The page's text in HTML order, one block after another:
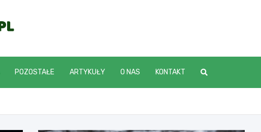
POZOSTAŁE ARTYKUŁY O NAS KONTAKT